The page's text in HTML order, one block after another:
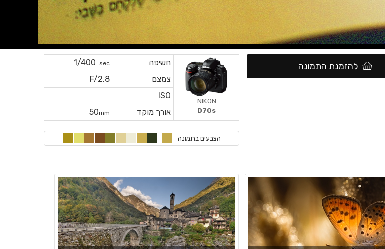
חשיפה sec
1/400
צמצם
F/2.8
ISO
אורך מוקד
50mm
NIKON
D70s
הצבעים בתמונה
להזמנת התמונה